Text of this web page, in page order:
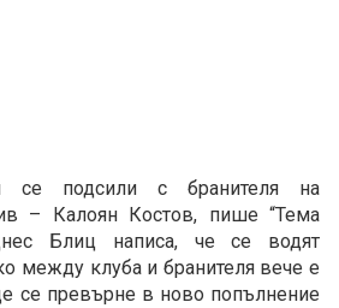
се подсили с бранителя на
– Калоян Костов, пише “Тема
Блиц написа, че се водят
между клуба и бранителя вече е
се превърне в ново попълнение